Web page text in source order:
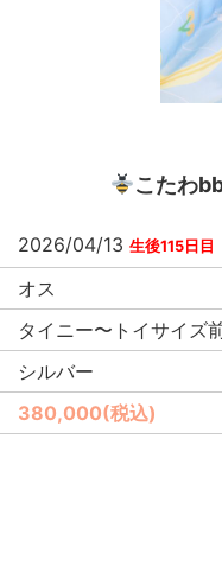
こたわ
2026/04/13 生後115日目
オス
タイニー〜トイサイズ
シルバー
380,000(税込)